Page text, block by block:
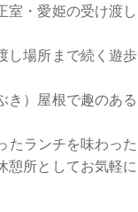
室・愛姫の受け渡し
し場所まで続く遊歩
き）屋根で趣のある
たランチを味わった
憩所としてお気軽に